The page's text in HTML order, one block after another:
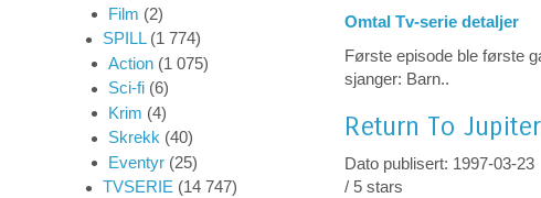
Film (2)
SPILL(1 774)
Action (1 075)
Sci-fi (6)
Krim (4)
Skrekk (40)
Eventyr (25)
TVSERIE (14 747)
Omtal Tv-serie detaljer
Første episode ble første
sjanger: Barn..
Return To Jupiter
Dato publisert: 1997-03-23
/ 5stars